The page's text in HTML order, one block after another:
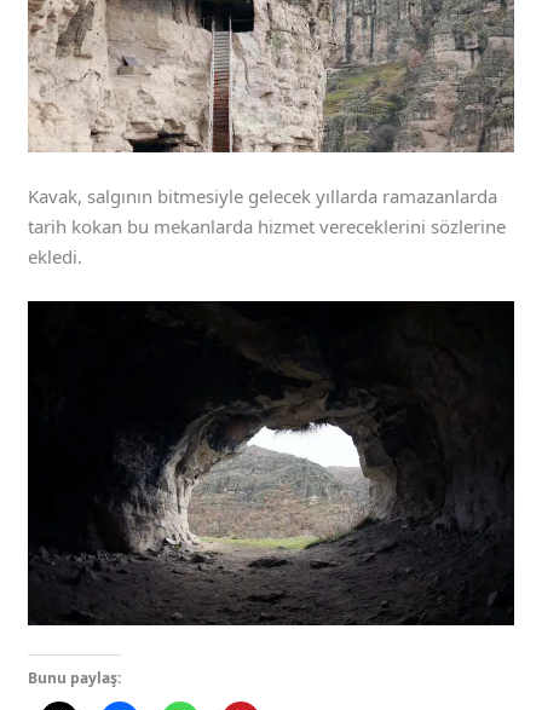
Kavak, salgının bitmesiyle gelecek yıllarda ramazanlarda
tarih kokan bu mekanlarda hizmet vereceklerini sözlerine
ekledi.
Bunu paylaş: